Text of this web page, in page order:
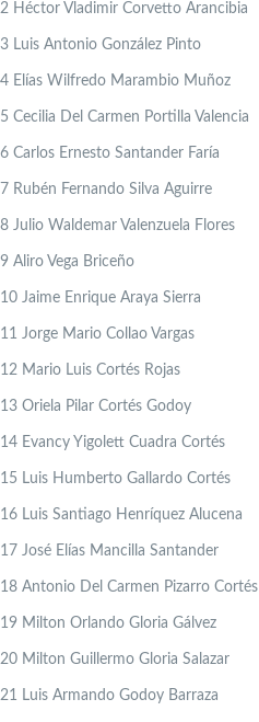
2 Héctor Vladimir Corvetto Arancibia
3 Luis Antonio González Pinto
4 Elías Wilfredo Marambio Muñoz
5 Cecilia Del Carmen Portilla Valencia
6 Carlos Ernesto Santander Faría
7 Rubén Fernando Silva Aguirre
8 Julio Waldemar Valenzuela Flores
9 Aliro Vega Briceño
10 Jaime Enrique Araya Sierra
11 Jorge Mario Collao Vargas
12 Mario Luis Cortés Rojas
13 Oriela Pilar Cortés Godoy
14 Evancy Yigolett Cuadra Cortés
15 Luis Humberto Gallardo Cortés
16 Luis Santiago Henríquez Alucena
17 José Elías Mancilla Santander
18 Antonio Del Carmen Pizarro Cortés
19 Milton Orlando Gloria Gálvez
20 Milton Guillermo Gloria Salazar
21 Luis Armando Godoy Barraza